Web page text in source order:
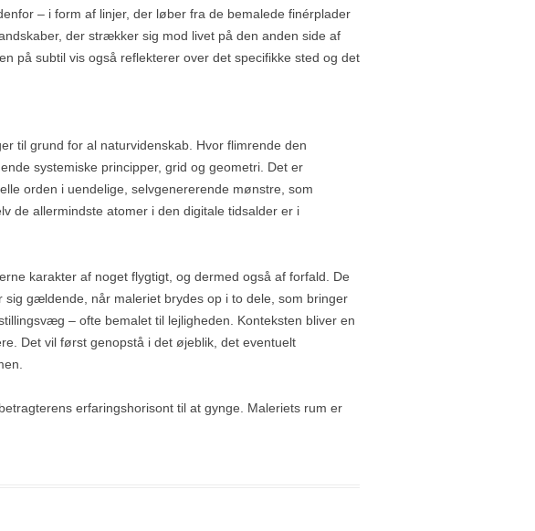
– i form af linjer, der løber fra de bemalede finérplader
der strækker sig mod livet på den anden side af
på subtil vis også reflekterer over det specifikke sted og det
til grund for al naturvidenskab. Hvor flimrende den
systemiske principper, grid og geometri. Det er
orden i uendelige, selvgenererende mønstre, som
de allermindste atomer i den digitale tidsalder er i
karakter af noget flygtigt, og dermed også af forfald. De
gældende, når maleriet brydes op i to dele, som bringer
– ofte bemalet til lejligheden. Konteksten bliver en
Det vil først genopstå i det øjeblik, det eventuelt
erfaringshorisont til at gynge. Maleriets rum er